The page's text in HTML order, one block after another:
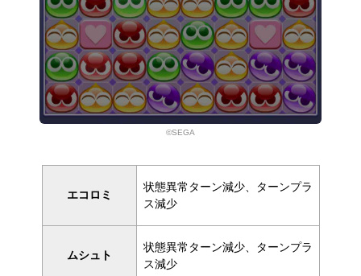
©SEGA
エコロミ
状態異常ターン減少、ターンプラ
ス減少
ムシュト
状態異常ターン減少、ターンプラ
ス減少